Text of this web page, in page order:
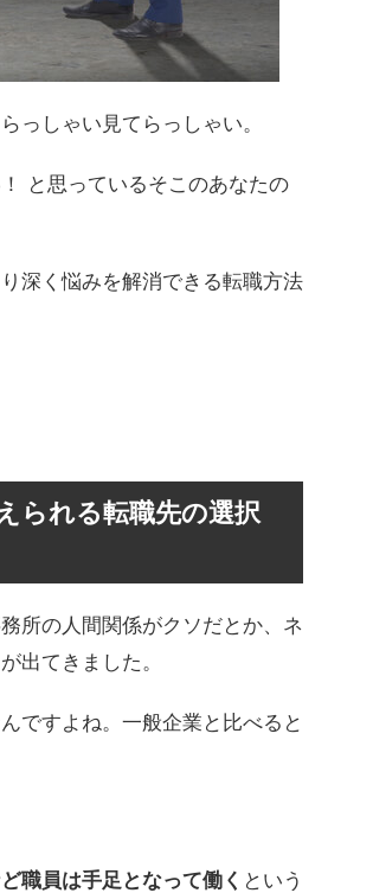
っしゃい見てらっしゃい。
と思っているそこのあなたの
深く悩みを解消できる転職方法
られる転職先の選択
所の人間関係がクソだとか、ネ
出てきました。
ですよね。一般企業と比べると
職員は手足となって働く という